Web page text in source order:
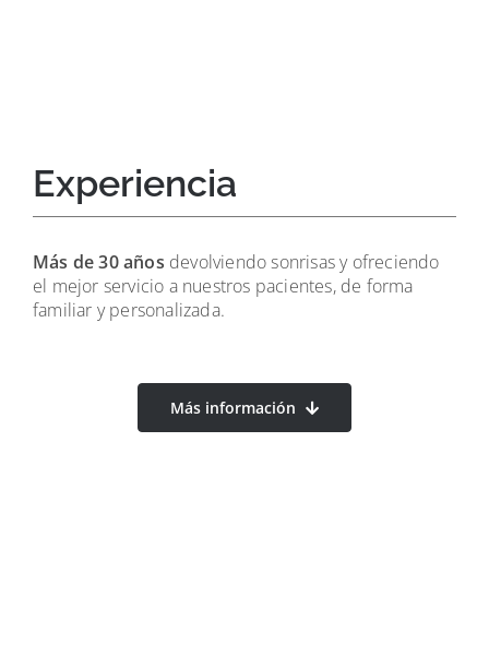
Experiencia
Más de 30 años devolviendo sonrisas y ofreciendo
el mejor servicio a nuestros pacientes, de forma
familiar y personalizada.
Más información